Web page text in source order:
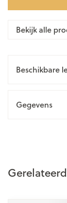
Bekijk alle
Beschikbare
Gegevens